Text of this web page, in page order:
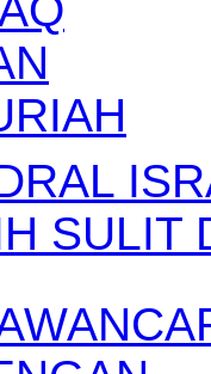
SULIT